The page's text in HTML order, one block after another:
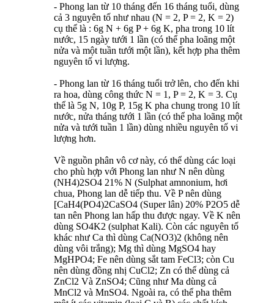
- Phong lan từ 10 tháng đến 16 tháng tuổi, dùng
cả 3 nguyên tố như nhau (N = 2, P = 2, K = 2)
cụ thể là : 6g N + 6g P + 6g K, pha trong 10 lít
nước, 15 ngày tưới 1 lần (có thể pha loãng một
nửa và một tuần tưới một lần), kết hợp pha thêm
nguyên tố vi lượng.
- Phong lan từ 16 tháng tuổi trở lên, cho đến khi
ra hoa, dùng công thức N = 1, P = 2, K = 3. Cụ
thể là 5g N, 10g P, 15g K pha chung trong 10 lít
nước, nửa tháng tưới 1 lần (có thể pha loãng một
nửa và tưới tuần 1 lần) dùng nhiều nguyên tố vi
lượng hơn.
Về nguồn phân vô cơ này, có thể dùng các loại
cho phù hợp với Phong lan như N nên dùng
(NH4)2SO4 21% N (Sulphat amnonium, hơi
chua, Phong lan dễ tiếp thu. Về P nên dùng
[CaH4(PO4)2CaSO4 (Super lân) 20% P2O5 dễ
tan nên Phong lan hấp thu được ngay. Về K nên
dùng SO4K2 (sulphat Kali). Còn các nguyên tố
khác như Ca thì dùng Ca(NO3)2 (không nên
dùng vôi trắng); Mg thì dùng MgSO4 hay
MgHPO4; Fe nên dùng sắt tam FeCl3; còn Cu
nên dùng đồng nhị CuCl2; Zn có thể dùng cả
ZnCl2 Và ZnSO4; Cũng như Ma dùng cả
MnCl2 và MnSO4. Ngoài ra, có thể pha thêm